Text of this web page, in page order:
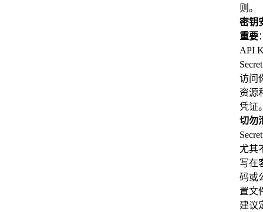
则。
密钥
重要
API
访问
资源
凭证
切勿
尤其
写在
码或
置文
建议